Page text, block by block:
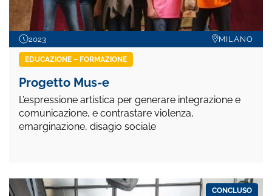
2023 MILANO
EDUCAZIONE – FORMAZIONE
Progetto Mus-e
L’espressione artistica per generare integrazione e
comunicazione, e contrastare violenza,
emarginazione, disagio sociale
CONCLUSO